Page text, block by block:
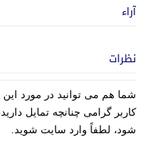
آراء
نظرات
شما هم می توانید در مورد
کاربر گرامی چنانچه تمایل
شود، لطفاً وارد سایت شوید.